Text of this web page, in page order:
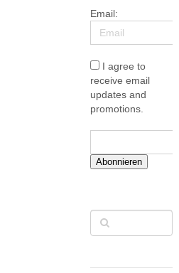
Email:
I agree to
receive email
updates and
promotions.
Abonnieren